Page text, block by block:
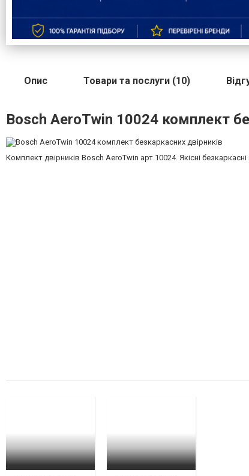
Опис Товари та послуги (10)
Bosch AeroTwin 10024 комплект
Комплект двірників Bosch AeroTwin арт.10024. Якісні